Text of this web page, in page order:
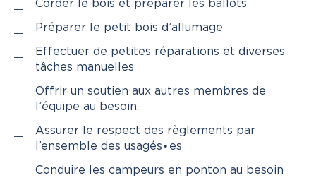
Corder le bois et préparer les ballots
Préparer le petit bois d’allumage
Effectuer de petites réparations et diverses
tâches manuelles
Offrir un soutien aux autres membres de
l’équipe au besoin.
Assurer le respect des règlements par
l’ensemble des usagés∙es
Conduire les campeurs en ponton au besoin